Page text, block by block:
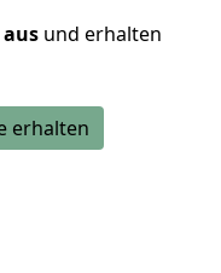
und erhalten
erhalten